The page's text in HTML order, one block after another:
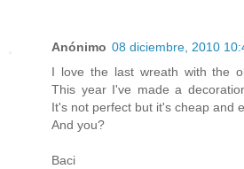
Anónimo 08 diciembre, 2010
I love the last wreath with the
This year I've made a
It's not perfect but it's cheap and
And you?
Baci